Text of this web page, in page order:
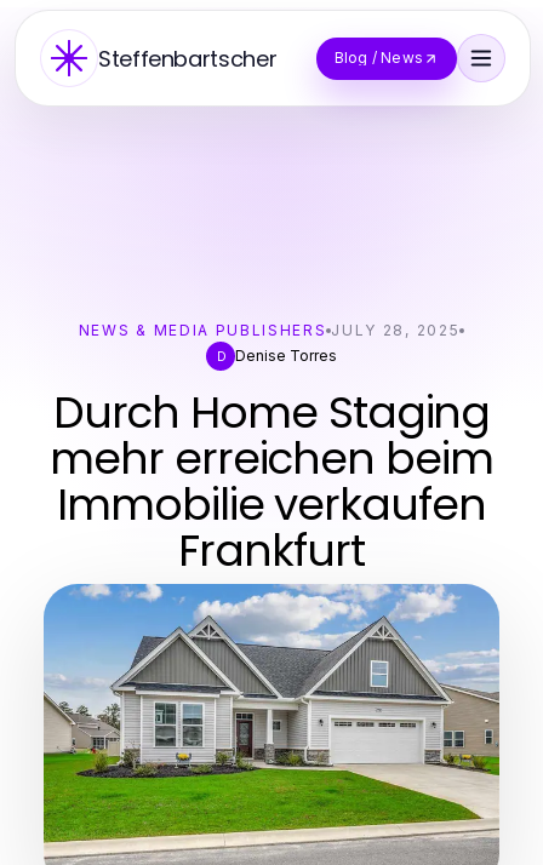
Steffenbartscher Blog / News
NEWS & MEDIA PUBLISHERS JULY 28, 2025
D Denise Torres
Durch Home Staging
mehr erreichen beim
Immobilie verkaufen
Frankfurt